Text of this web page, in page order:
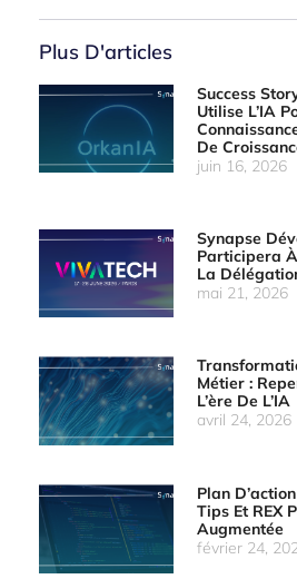
Plus D'articles
Success
Utilise L’IA
De
juin 16, 2026
Synapse
Participera
La
mai 21, 2026
Métier :
L’ère De L’IA
avril 24, 2026
Plan
Tips Et REX
Augmentée
février 24,